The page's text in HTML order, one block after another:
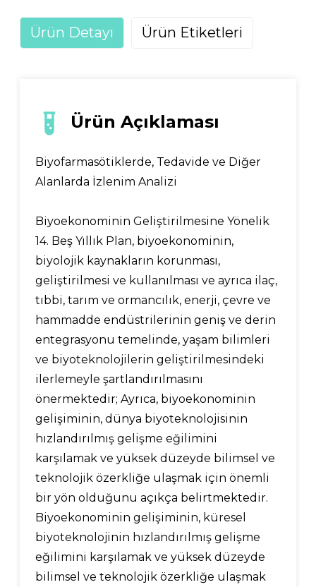
Ürün Detayı Ürün Etiketleri
Ürün Açıklaması
Biyofarmasötiklerde, Tedavide ve Diğer
Alanlarda İzlenim Analizi
Biyoekonominin Geliştirilmesine Yönelik
14. Beş Yıllık Plan, biyoekonominin,
biyolojik kaynakların korunması,
geliştirilmesi ve kullanılması ve ayrıca ilaç,
tıbbi, tarım ve ormancılık, enerji, çevre ve
hammadde endüstrilerinin geniş ve derin
entegrasyonu temelinde, yaşam bilimleri
ve biyoteknolojilerin geliştirilmesindeki
ilerlemeyle şartlandırılmasını
önermektedir; Ayrıca, biyoekonominin
gelişiminin, dünya biyoteknolojisinin
hızlandırılmış gelişme eğilimini
karşılamak ve yüksek düzeyde bilimsel ve
teknolojik özerkliğe ulaşmak için önemli
bir yön olduğunu açıkça belirtmektedir.
Biyoekonominin gelişiminin, küresel
biyoteknolojinin hızlandırılmış gelişme
eğilimini karşılamak ve yüksek düzeyde
bilimsel ve teknolojik özerkliğe ulaşmak